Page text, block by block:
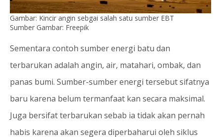
Gambar: Kincir angin sebgai salah satu sumber EBT
Sumber Gambar: Freepik
Sementara contoh sumber energi batu dan
terbarukan adalah angin, air, matahari, ombak, dan
panas bumi. Sumber-sumber energi tersebut sifatnya
baru karena belum termanfaat kan secara maksimal.
Juga bersifat terbarukan sebab ia tidak akan pernah
habis karena akan segera diperbaharui oleh siklus